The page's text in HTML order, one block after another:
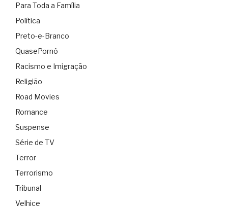
Para Toda a Família
Política
Preto-e-Branco
QuasePornô
Racismo e Imigração
Religião
Road Movies
Romance
Suspense
Série de TV
Terror
Terrorismo
Tribunal
Velhice